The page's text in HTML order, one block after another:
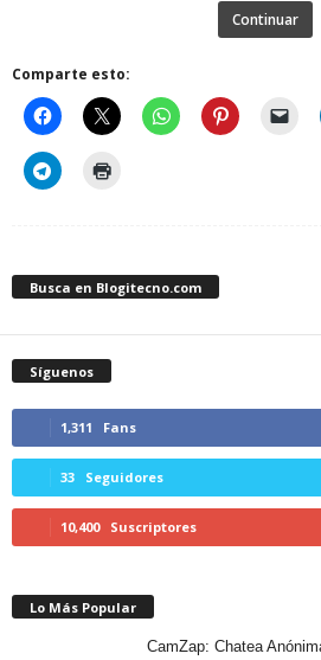
Continuar
Comparte esto:
Busca en Blogitecno.com
Síguenos
1,311 Fans
33 Seguidores
10,400 Suscriptores
Lo Más Popular
CamZap: Chatea